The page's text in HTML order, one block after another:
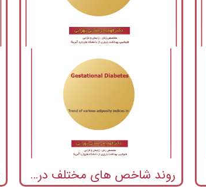
روند شاخص های مختلف در چاقی